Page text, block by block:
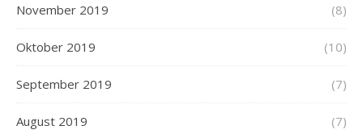
November 2019 (8)
Oktober 2019 (10)
September 2019 (7)
August 2019 (7)